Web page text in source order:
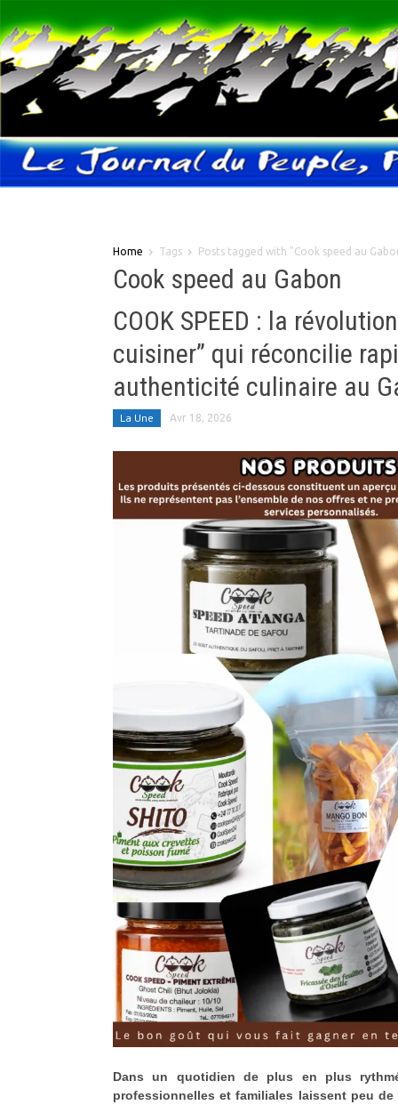
Home Tags Posts tagged with "Cook speed au
Cook speed au Gabon
COOK SPEED : la
cuisiner” qui réconcilie
authenticité culinaire au
La Une Avr 18, 2026
Dans un quotidien de plus en plus
professionnelles et familiales laissent peu